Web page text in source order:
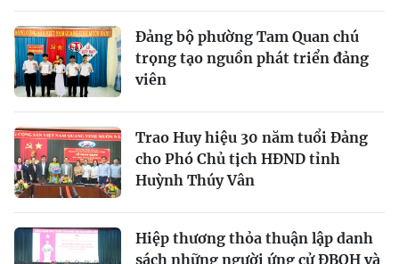
Đảng bộ phường Tam Quan chú
trọng tạo nguồn phát triển đảng
viên
Trao Huy hiệu 30 năm tuổi Đảng
cho Phó Chủ tịch HĐND tỉnh
Huỳnh Thúy Vân
Hiệp thương thỏa thuận lập danh
sách những người ứng cử ĐBQH và